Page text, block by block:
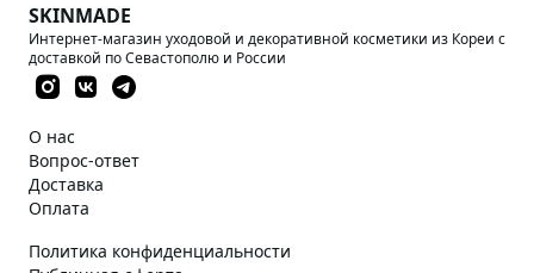
SKINMADE
Интернет-магазин уходовой и декоративной косметики из Кореи с
доставкой по Севастополю и России
О нас
Вопрос-ответ
Доставка
Оплата
Политика конфиденциальности